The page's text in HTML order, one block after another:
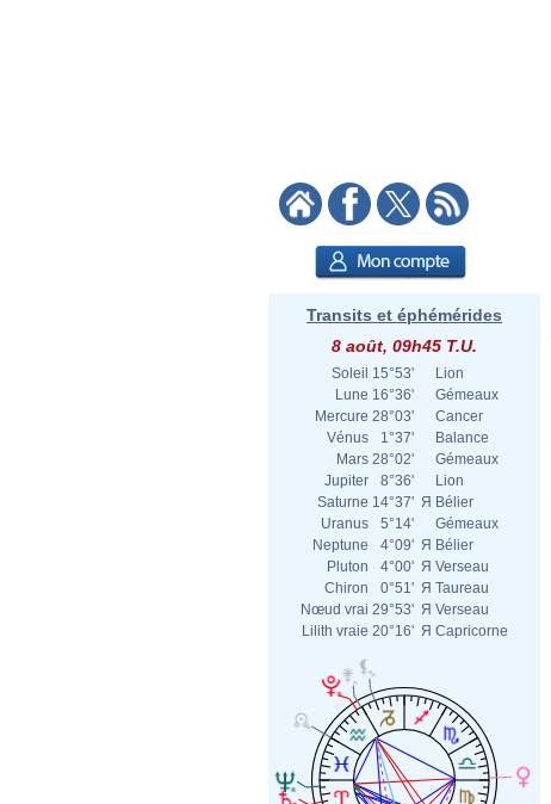
Transits et éphémérides
8 août, 09h45 T.U.
Soleil 15°53'
Lion
Lune 16°36'
Gémeaux
Mercure 28°03'
Cancer
Vénus
1°37'
Balance
Mars 28°02'
Gémeaux
Jupiter
8°36'
Lion
Saturne 14°37' Я Bélier
Uranus
5°14'
Gémeaux
Neptune
4°09' Я Bélier
Pluton
4°00' Я Verseau
Chiron
0°51' Я Taureau
Nœud vrai 29°53' Я Verseau
Lilith vraie 20°16' Я Capricorne